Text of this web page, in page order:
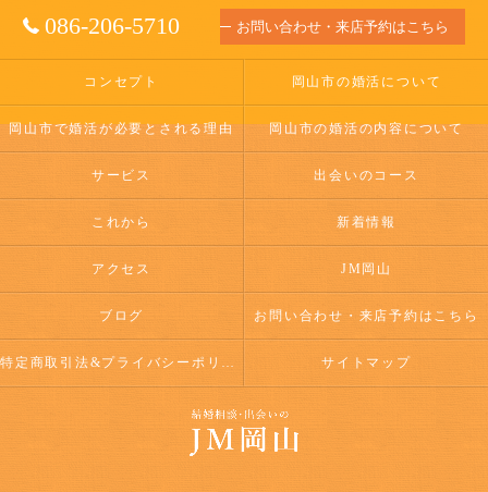
086-206-5710 お問い合わせ・来店予約はこちら
コンセプト 岡山市の婚活について
岡山市で婚活が必要とされる理由 岡山市の婚活の内容について
サービス 出会いのコース
これから 新着情報
アクセス JM岡山
ブログ お問い合わせ・来店予約はこちら
特定商取引法&プライバシーポリシー サイトマップ